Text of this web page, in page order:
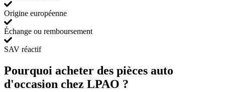
Origine européenne
Échange ou remboursement
SAV réactif
Pourquoi acheter des pièces auto
d'occasion chez LPAO ?